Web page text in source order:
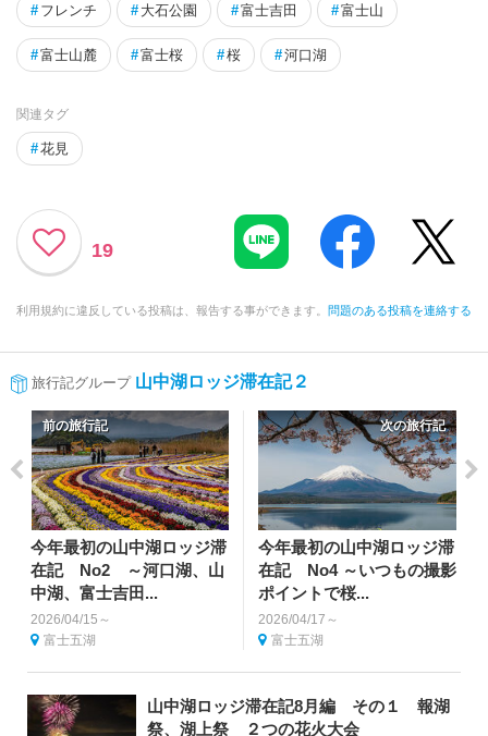
# フレンチ # 大石公園 #富士吉田 #富士山
#富士山麓 #富士桜 #桜 #河口湖
関連タグ
#花見
19
利用規約に違反している投稿は、報告する事ができます。 問題のある投稿を連絡する
旅行記グループ 山中湖ロッジ滞在記２
前の旅行記
今年最初の山中湖ロッジ滞
在記 No2 ～河口湖、山
中湖、富士吉田...
2026/04/15～
富士五湖
次の旅行記
今年最初の山中湖ロッジ滞
在記 No4 ～いつもの撮影
ポイントで桜...
2026/04/17～
富士五湖
山中湖ロッジ滞在記8月編 その１ 報湖
祭、湖上祭 ２つの花火大会